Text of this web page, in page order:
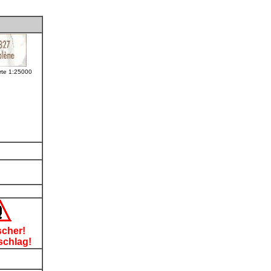
1:25000